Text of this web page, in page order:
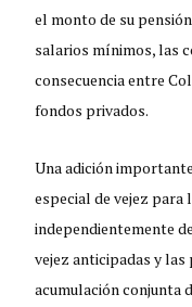
el monto de su
salarios mínimos, las
consecuencia entre
fondos privados.
Una adición
especial de vejez para
independientemente
vejez anticipadas y
acumulación conjunta